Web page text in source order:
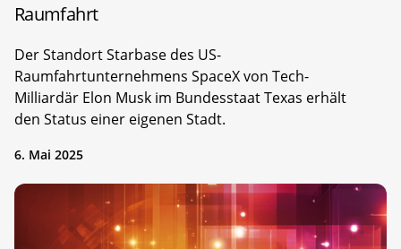
Raumfahrt
Der Standort Starbase des US-
Raumfahrtunternehmens SpaceX von Tech-
Milliardär Elon Musk im Bundesstaat Texas erhält
den Status einer eigenen Stadt.
6. Mai 2025